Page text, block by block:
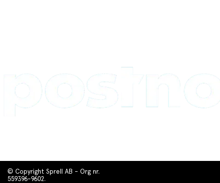
© Copyright Sprell AB - Org nr.
559396-9602.